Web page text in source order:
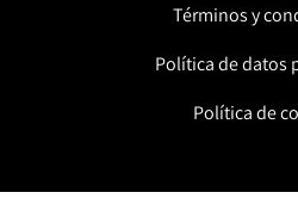
Términos y
Política de datos
Política de